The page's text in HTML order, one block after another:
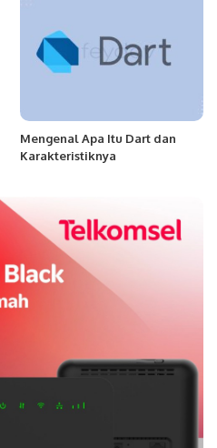
Mengenal Apa Itu Dart dan
Karakteristiknya